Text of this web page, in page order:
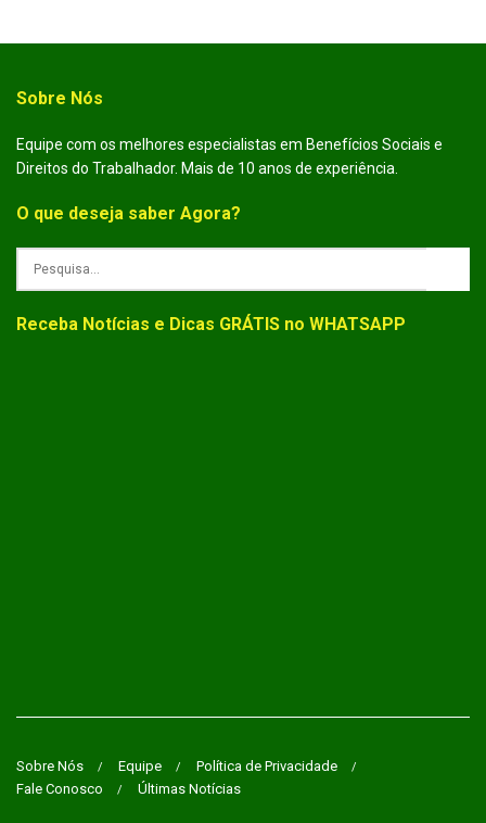
Sobre Nós
Equipe com os melhores especialistas em Benefícios Sociais e
Direitos do Trabalhador. Mais de 10 anos de experiência.
O que deseja saber Agora?
Receba Notícias e Dicas GRÁTIS no WHATSAPP
Sobre Nós Equipe
Política de Privacidade
Fale Conosco
Últimas Notícias